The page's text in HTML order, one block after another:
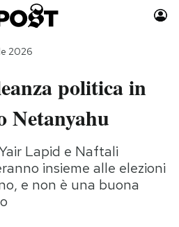
Auto
Moda
Consumismi
Storie/Idee
2026
politica in
Netanyahu
Lapid e Naftali
insieme alle elezioni
e non è una buona